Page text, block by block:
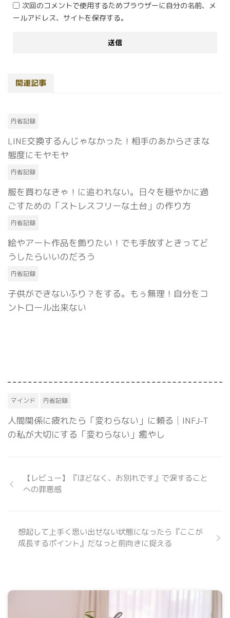
次回のコメントで使用するためブラウザーに自分の名前、メ
ールアドレス、サイトを保存する。
関連記事
内省記録
LINE交換するんじゃなかった！相手のあからさまな
態度にモヤモヤ
内省記録
服を買わなきゃ！に追われない。日々を穏やかに過
ごすための「ストレスフリーな土台」の作り方
内省記録
絵やアート作品を飾りたい！でも手放すときってど
うしたらいいのだろう
内省記録
子供ができないふり？をする。もぅ無理！自分をコ
ントロール出来ない
マインド 内省記録
人間関係に疲れたら「変わらない」に頼る│INFJ-T
の私が大切にする「変わらない」癒やし
【レビュー】『ほどなく、お別れです』で涙すること
への罪悪感
想起して上手く思い出せない状態になったら『ここが
成長するポイント』だなっと前向きに捉える